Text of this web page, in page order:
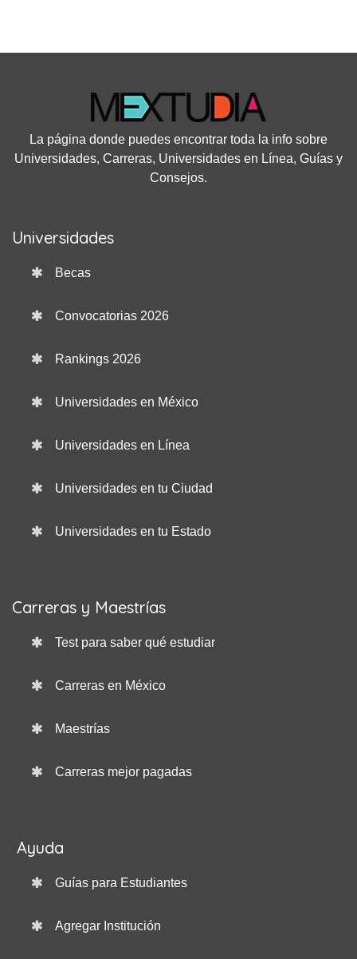
La página donde puedes encontrar toda la info sobre
Universidades, Carreras, Universidades en Línea, Guías y
Consejos.
Universidades
Becas
Convocatorias 2026
Rankings 2026
Universidades en México
Universidades en Línea
Universidades en tu Ciudad
Universidades en tu Estado
Carreras y Maestrías
Test para saber qué estudiar
Carreras en México
Maestrías
Carreras mejor pagadas
Ayuda
Guías para Estudiantes
Agregar Institución